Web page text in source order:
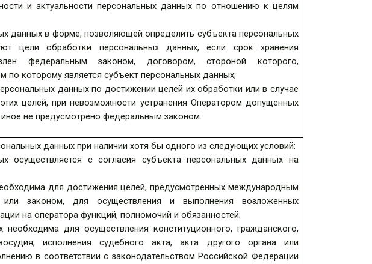
и актуальности персональных данных по отношению к целям
данных в форме, позволяющей определить субъекта персональных
цели обработки персональных данных, если срок хранения
федеральным законом, договором, стороной которого,
по которому является субъект персональных данных;
данных по достижении целей их обработки или в случае
целей, при невозможности устранения Оператором допущенных
не предусмотрено федеральным законом.
данных при наличии хотя бы одного из следующих условий:
осуществляется с согласия субъекта персональных данных на
для достижения целей, предусмотренных международным
законом, для осуществления и выполнения возложенных
на оператора функций, полномочий и обязанностей;
необходима для осуществления конституционного, гражданского,
исполнения судебного акта, акта другого органа или
в соответствии с законодательством Российской Федерации